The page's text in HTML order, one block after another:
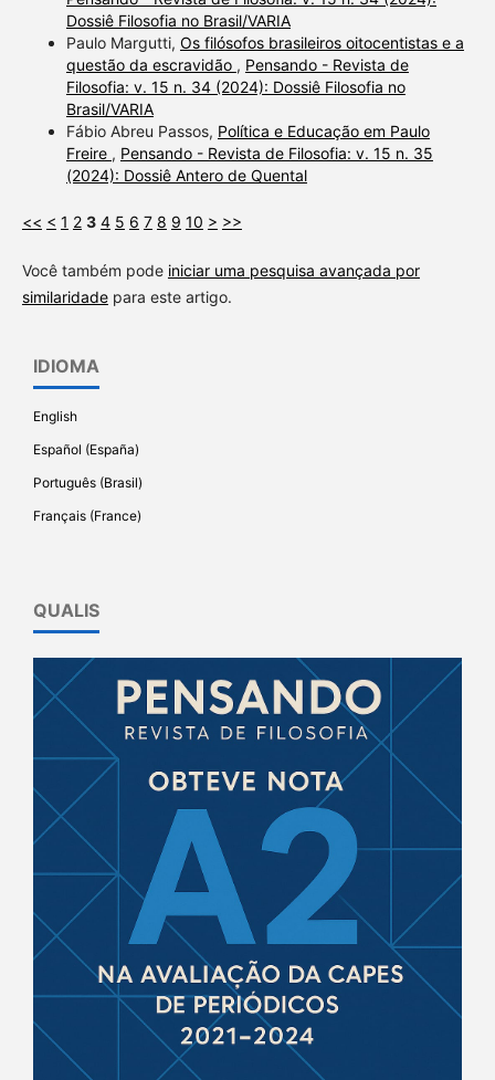
Dossiê Filosofia no Brasil/VARIA
Paulo Margutti, Os filósofos brasileiros oitocentistas e a
questão da escravidão , Pensando - Revista de
Filosofia: v. 15 n. 34 (2024): Dossiê Filosofia no
Brasil/VARIA
Fábio Abreu Passos, Política e Educação em Paulo
Freire , Pensando - Revista de Filosofia: v. 15 n. 35
(2024): Dossiê Antero de Quental
<< < 1 2 3 4 5 6 7 8 9 10 > >>
Você também pode iniciar uma pesquisa avançada por
similaridadepara este artigo.
IDIOMA
English
Español (España)
Português (Brasil)
Français (France)
QUALIS